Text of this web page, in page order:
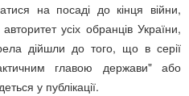
на посаді до кінця війни,
усіх обранців України,
дійшли до того, що в серії
главою держави" або
у публікації.